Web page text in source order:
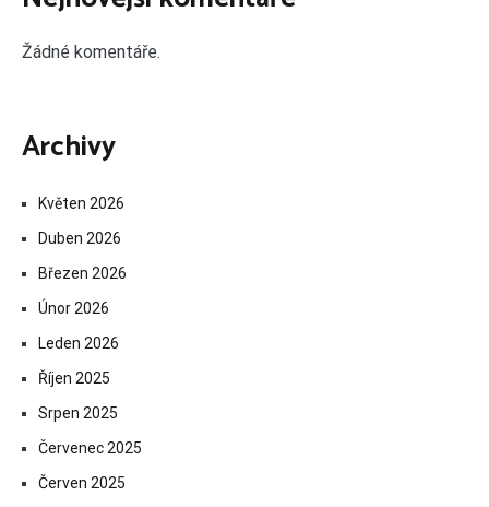
Žádné komentáře.
Archivy
Květen 2026
Duben 2026
Březen 2026
Únor 2026
Leden 2026
Říjen 2025
Srpen 2025
Červenec 2025
Červen 2025